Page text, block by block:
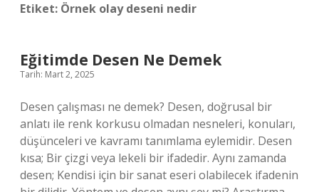
Etiket: Örnek olay deseni nedir
Eğitimde Desen Ne Demek
Tarih: Mart 2, 2025
Desen çalışması ne demek? Desen, doğrusal bir
anlatı ile renk korkusu olmadan nesneleri, konuları,
düşünceleri ve kavramı tanımlama eylemidir. Desen
kısa; Bir çizgi veya lekeli bir ifadedir. Aynı zamanda
desen; Kendisi için bir sanat eseri olabilecek ifadenin